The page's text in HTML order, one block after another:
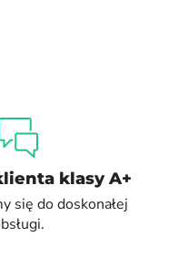
klasy A+
się do doskonałej